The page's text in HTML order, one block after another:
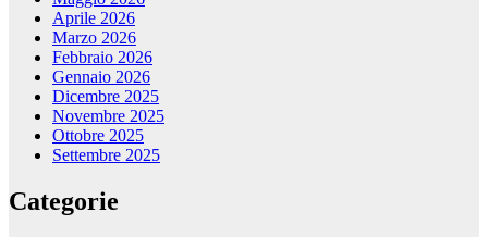
Aprile 2026
Marzo 2026
Febbraio 2026
Gennaio 2026
Dicembre 2025
Novembre 2025
Ottobre 2025
Settembre 2025
Categorie